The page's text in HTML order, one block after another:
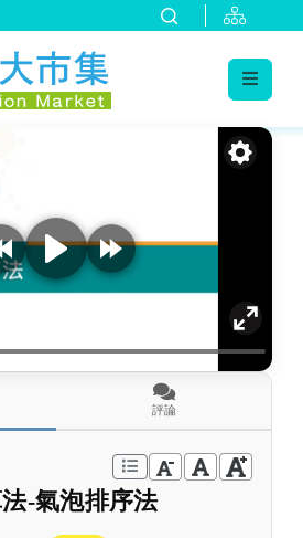
評論
-氣泡排序法